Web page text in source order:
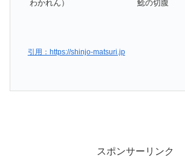
わかれん） 鯰の切腹
引用：https://shinjo-matsuri.jp
スポンサーリンク